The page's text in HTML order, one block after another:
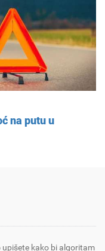
na putu u
kako bi algoritam